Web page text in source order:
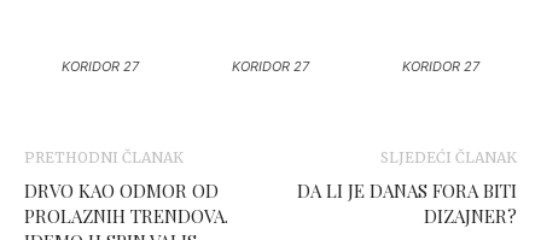
KORIDOR 27 KORIDOR 27 KORIDOR 27
PRETHODNI ČLANAK
DRVO KAO ODMOR OD
PROLAZNIH TRENDOVA.
SLJEDEĆI ČLANAK
DA LI JE DANAS FORA BITI
DIZAJNER?